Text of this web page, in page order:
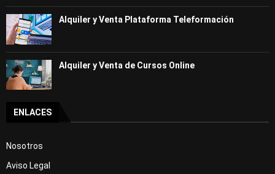
Alquiler y Venta Plataforma Teleformación
Alquiler y Venta de Cursos Online
ENLACES
Nosotros
Aviso Legal